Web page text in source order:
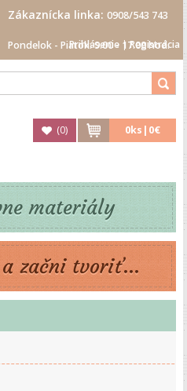
Zákaznícka linka: 0908/543 743
Pondelok - Piatok: 9.00 - 17.00 hod.
Prihlásenie|Registrácia
(0) 0ks| 0€
materiály
začni tvoriť...